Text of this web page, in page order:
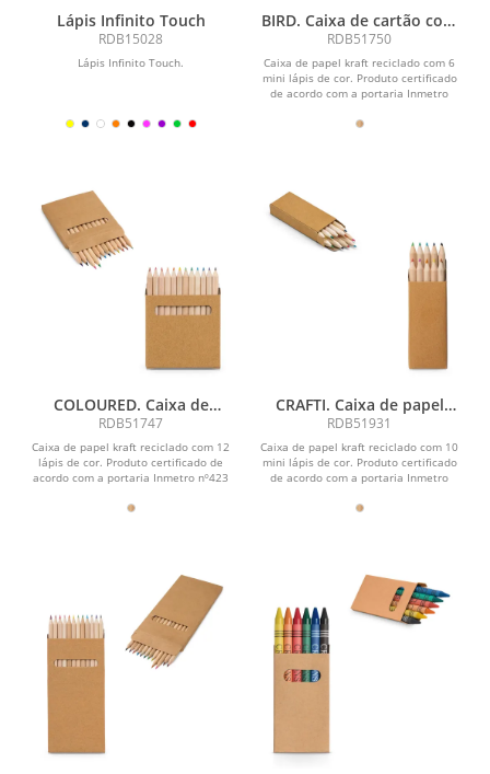
Lápis Infinito Touch
RDB15028
Lápis Infinito Touch.
BIRD. Caixa de cartão com
6 mini lápis de cor
RDB51750
Caixa de papel kraft reciclado com 6
mini lápis de cor. Produto certificado
de acordo com a portaria Inmetro
COLOURED. Caixa de
cartão com 12 mini lápis de
cor
RDB51747
Caixa de papel kraft reciclado com 12
lápis de cor. Produto certificado de
acordo com a portaria Inmetro nº423
CRAFTI. Caixa de papel
kraft reciclado com 10 mini
lápis de cor
RDB51931
Caixa de papel kraft reciclado com 10
mini lápis de cor. Produto certificado
de acordo com a portaria Inmetro